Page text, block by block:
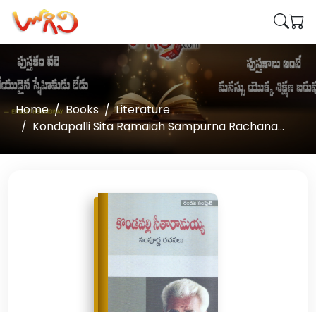
Home Books
Literature
Kondapalli Sita Ramaiah Sampurna Rachana...